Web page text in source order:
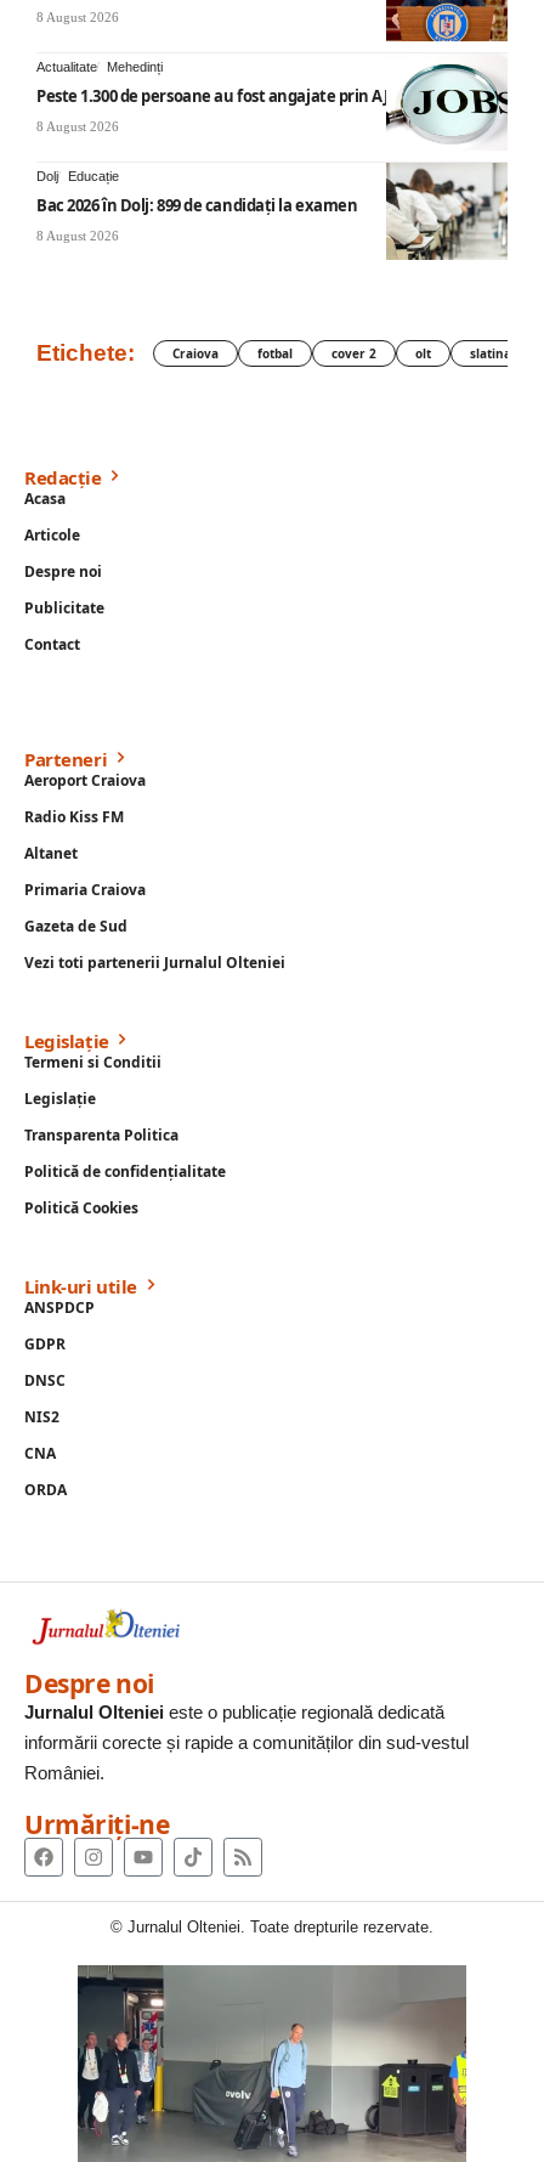
8 August 2026
Actualitate Mehedinți
Peste 1.300 de persoane au fost angajate prin AJOFM Mehedinți
8 August 2026
Dolj Educație
Bac 2026 în Dolj: 899 de candidați la examen
8 August 2026
Etichete: Craiova fotbal cover 2 olt slatina
Redacție
Acasa
Articole
Despre noi
Publicitate
Contact
Parteneri
Aeroport Craiova
Radio Kiss FM
Altanet
Primaria Craiova
Gazeta de Sud
Vezi toti partenerii Jurnalul Olteniei
Legislație
Termeni si Conditii
Legislație
Transparenta Politica
Politică de confidențialitate
Politică Cookies
Link-uri utile
ANSPDCP
GDPR
DNSC
NIS2
CNA
ORDA
Despre noi
Jurnalul Olteniei este o publicație regională dedicată
informării corecte și rapide a comunităților din sud-vestul
României.
Urmăriți-ne
© Jurnalul Olteniei. Toate drepturile rezervate.